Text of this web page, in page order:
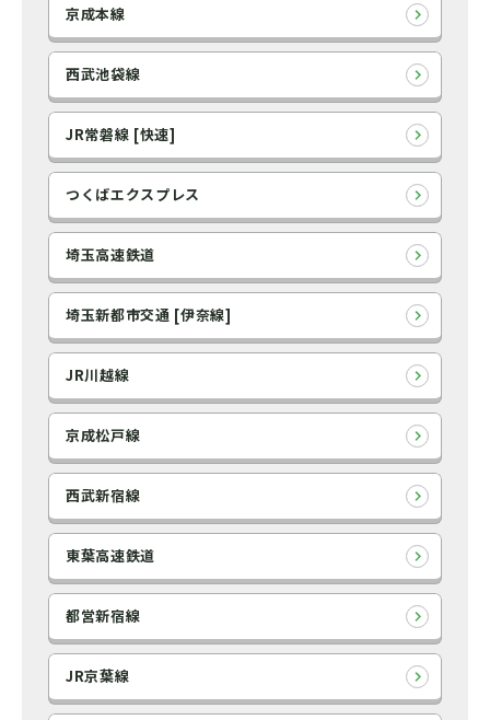
京成本線
西武池袋線
JR常磐線 [快速]
つくばエクスプレス
埼玉高速鉄道
埼玉新都市交通 [伊奈線]
JR川越線
京成松戸線
西武新宿線
東葉高速鉄道
都営新宿線
JR京葉線